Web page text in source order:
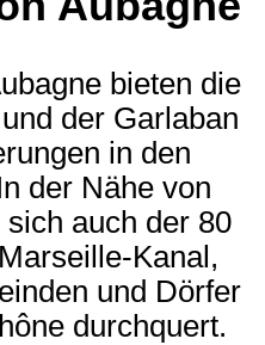
bieten die
der Garlaban
in den
der Nähe von
auch der 80
Kanal,
und Dörfer
durchquert.